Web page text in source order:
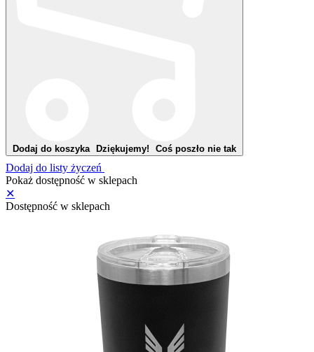
Dodaj do koszyka Dziękujemy! Coś poszło nie tak
Dodaj do listy życzeń
Pokaż dostępność w sklepach
✕
Dostępność w sklepach